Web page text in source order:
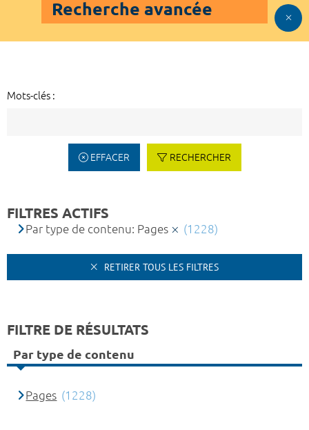
Recherche avancée
Mots-clés :
EFFACER RECHERCHER
FILTRES ACTIFS
Par type de contenu: Pages (1228)
RETIRER TOUS LES FILTRES
FILTRE DE RÉSULTATS
Par type de contenu
Pages (1228)